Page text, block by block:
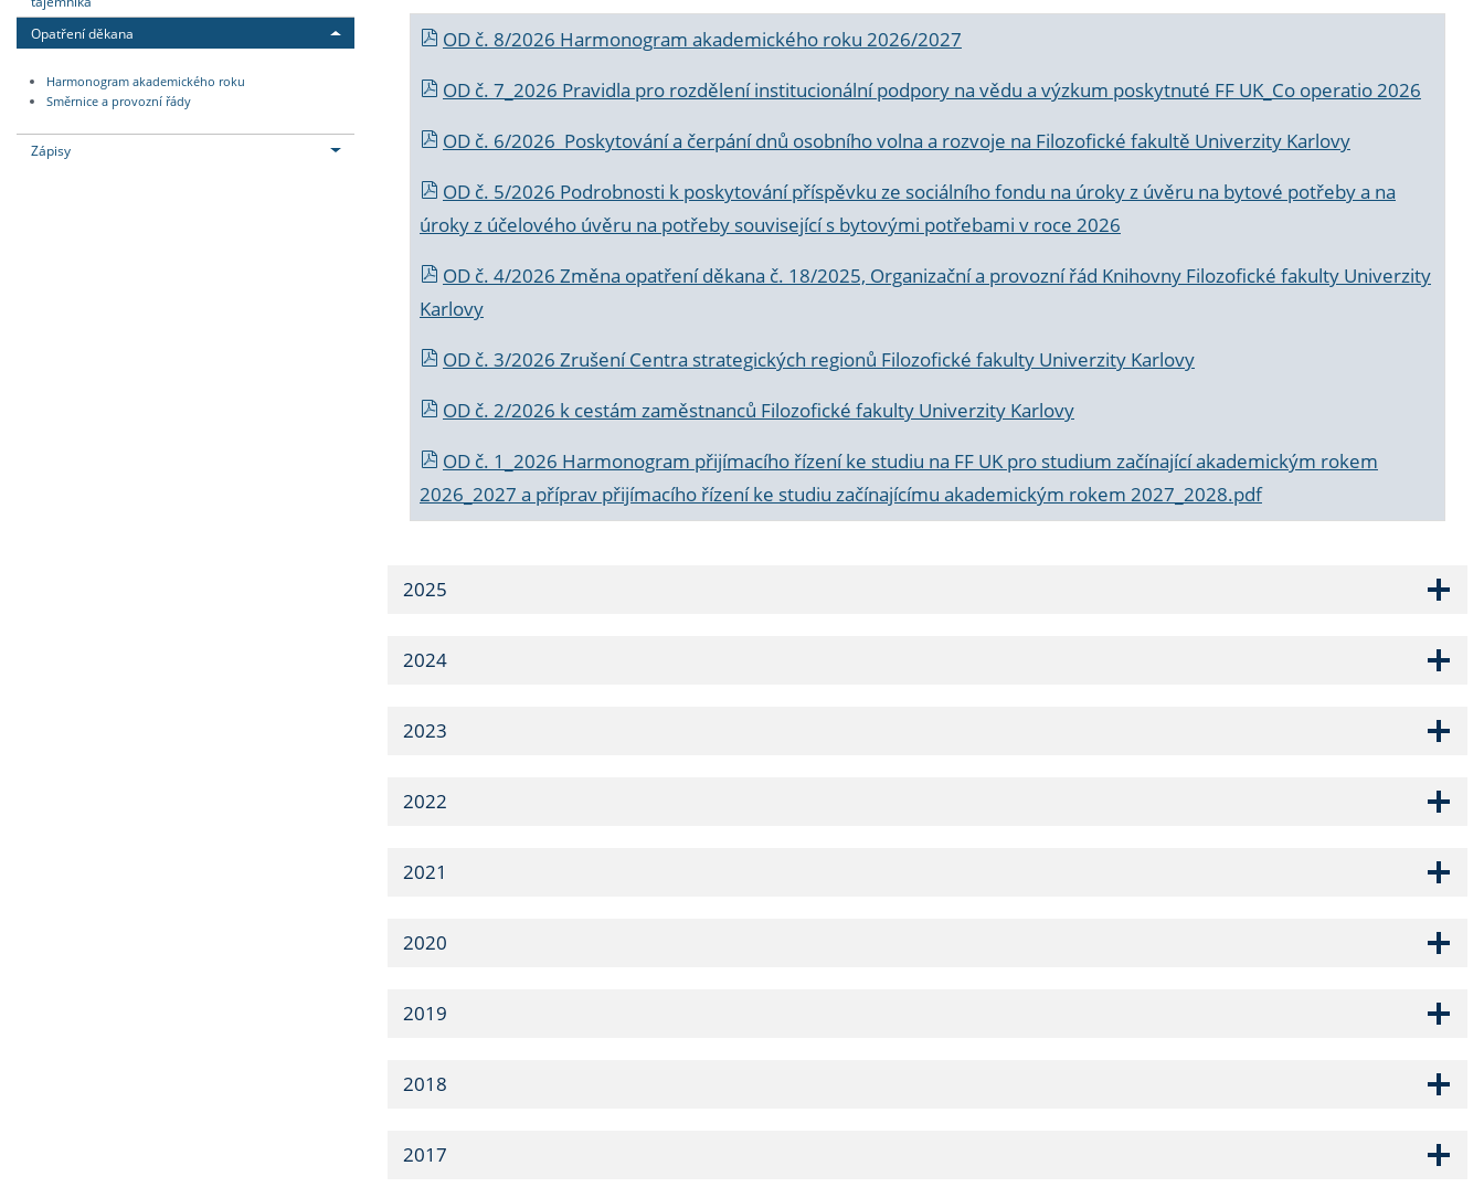
Opatření děkana
Harmonogram akademického roku
Směrnice a provozní řády
Zápisy
OD č. 8/2026 Harmonogram akademického roku 2026/2027
OD č. 7_2026 Pravidla pro rozdělení institucionální podpory na vědu a výzkum poskytnuté FF UK_Co operatio 2026
OD č. 6/2026 Poskytování a čerpání dnů osobního volna a rozvoje na Filozofické fakultě Univerzity Karlovy
OD č. 5/2026 Podrobnosti k poskytování příspěvku ze sociálního fondu na úroky z úvěru na bytové potřeby a na
úroky z účelového úvěru na potřeby související s bytovými potřebami v roce 2026
OD č. 4/2026 Změna opatření děkana č. 18/2025, Organizační a provozní řád Knihovny Filozofické fakulty Univerzity
Karlovy
OD č. 3/2026 Zrušení Centra strategických regionů Filozofické fakulty Univerzity Karlovy
OD č. 2/2026 k cestám zaměstnanců Filozofické fakulty Univerzity Karlovy
OD č. 1_2026 Harmonogram přijímacího řízení ke studiu na FF UK pro studium začínající akademickým rokem
2026_2027 a příprav přijímacího řízení ke studiu začínajícímu akademickým rokem 2027_2028.pdf
2025
2024
2023
2022
2021
2020
2019
2018
2017